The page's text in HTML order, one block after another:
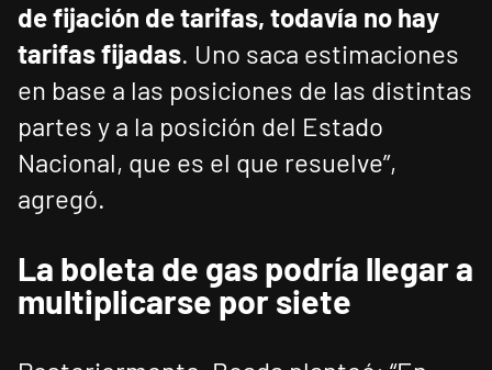
de fijación de tarifas, todavía no hay
tarifas fijadas. Uno saca estimaciones
en base a las posiciones de las distintas
partes y a la posición del Estado
Nacional, que es el que resuelve”,
agregó.
La boleta de gas podría llegar a
multiplicarse por siete